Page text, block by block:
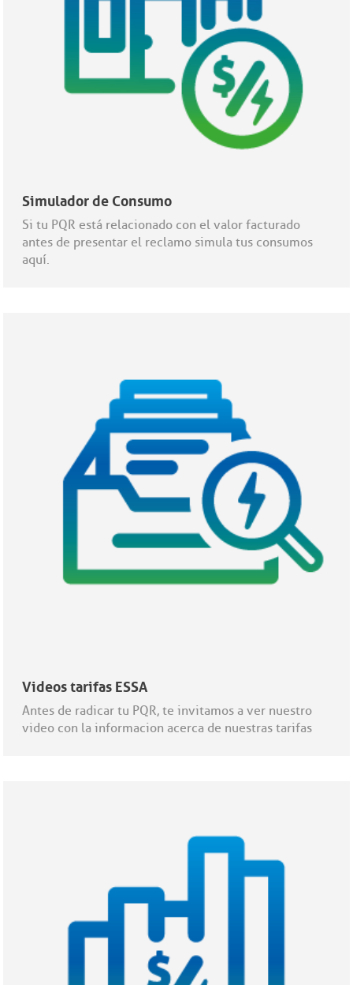
Simulador de Consumo
Si tu PQR está relacionado con el valor facturado
antes de presentar el reclamo simula tus consumos
aquí.
Videos tarifas ESSA
Antes de radicar tu PQR, te invitamos a ver nuestro
video con la informacion acerca de nuestras tarifas